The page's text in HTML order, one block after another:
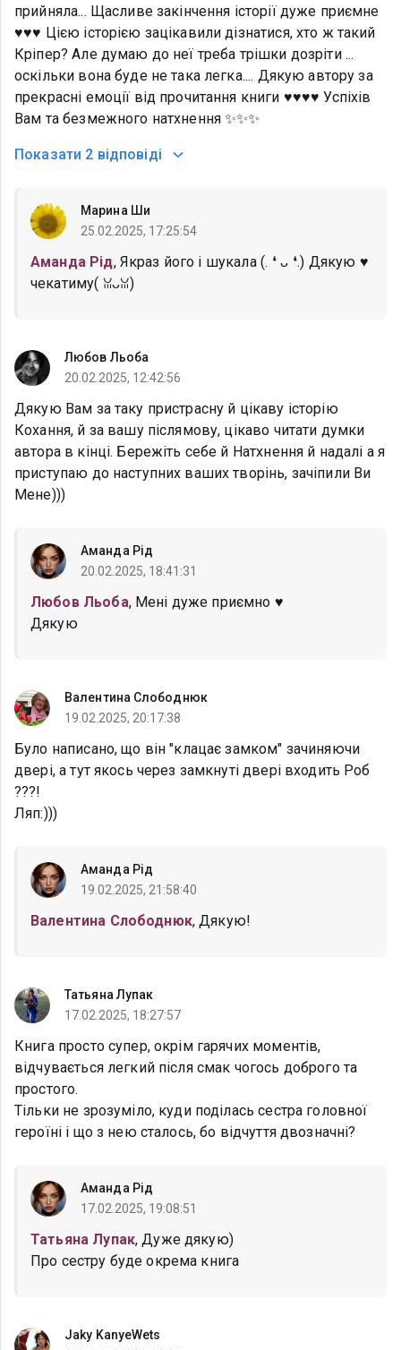
прийняла... Щасливе закінчення історії дуже приємне
♥️♥️♥️ Цією історією зацікавили дізнатися, хто ж такий
Кріпер? Але думаю до неї треба трішки дозріти ...
оскільки вона буде не така легка.... Дякую автору за
прекрасні емоції від прочитання книги ♥️♥️♥️♥️ Успіхів
Вам та безмежного натхнення ✨✨✨
Показати 2 відповіді
Марина Ши
25.02.2025, 17:25:54
Аманда Рід, Якраз його і шукала (⁠.⁠ ⁠❛⁠ ⁠ᴗ⁠ ⁠❛⁠.⁠) Дякую ♥️
чекатиму(⁠ ⁠ꈍ⁠ᴗ⁠ꈍ⁠)
Любов Льоба
20.02.2025, 12:42:56
Дякую Вам за таку пристрасну й цікаву історію
Кохання, й за вашу післямову, цікаво читати думки
автора в кінці. Бережіть себе й Натхнення й надалі а я
приступаю до наступних ваших творінь, зачіпили Ви
Мене)))
Аманда Рід
20.02.2025, 18:41:31
Любов Льоба, Мені дуже приємно ♥️
Дякую
Валентина Слободнюк
19.02.2025, 20:17:38
Було написано, що він "клацає замком" зачиняючи
двері, а тут якось через замкнуті двері входить Роб
???!
Ляп:)))
Аманда Рід
19.02.2025, 21:58:40
Валентина Слободнюк, Дякую!
Татьяна Лупак
17.02.2025, 18:27:57
Книга просто супер, окрім гарячих моментів,
відчувається легкий після смак чогось доброго та
простого.
Тільки не зрозуміло, куди поділась сестра головної
героїні і що з нею сталось, бо відчуття двозначні?
Аманда Рід
17.02.2025, 19:08:51
Татьяна Лупак, Дуже дякую)
Про сестру буде окрема книга
Jaky KanyeWets